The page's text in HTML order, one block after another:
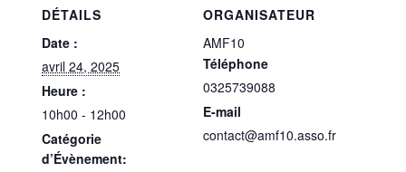
DÉTAILS
Date :
avril 24, 2025
Heure :
10h00 - 12h00
Catégorie
d’Évènement:
ORGANISATEUR
AMF10
Téléphone
0325739088
E-mail
contact@amf10.asso.fr